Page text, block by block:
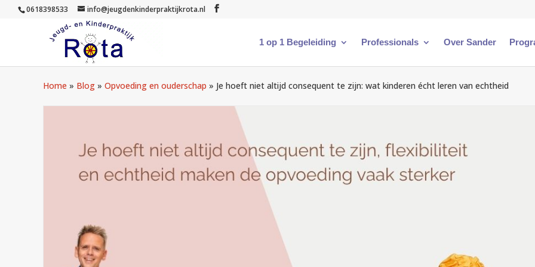
0618398533 info@jeugdenkinderpraktijkrota.nl
1 op 1 Begeleiding Professionals Over Sander
Home » Blog » Opvoeding en ouderschap » Je hoeft niet altijd consequent te zijn: wat kinderen écht leren van echtheid